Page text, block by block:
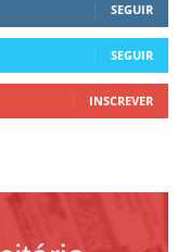
SEGUIR
SEGUIR
INSCREVER